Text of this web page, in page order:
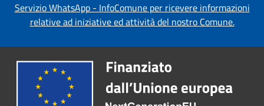
Servizio WhatsApp - InfoComune per ricevere informazioni
relative ad iniziative ed attività del nostro Comune.